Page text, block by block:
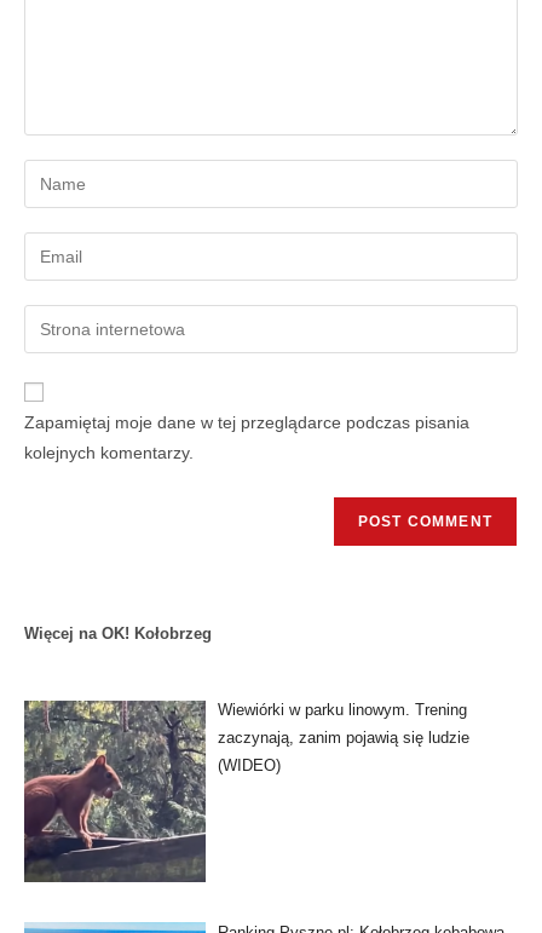
Zapamiętaj moje dane w tej przeglądarce podczas pisania
kolejnych komentarzy.
Więcej na OK! Kołobrzeg
Wiewiórki w parku linowym. Trening
zaczynają, zanim pojawią się ludzie
(WIDEO)